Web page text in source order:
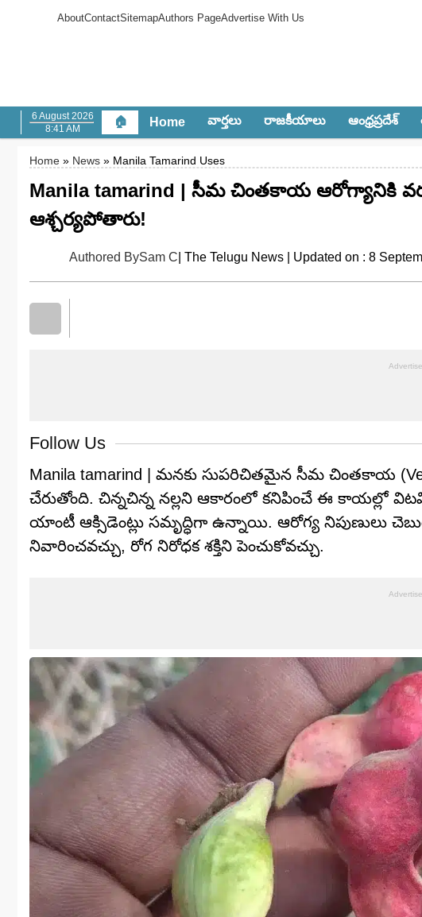
AboutContactSitemapAuthors PageAdvertise With Us
6 August 2026
8:41 AM
🏠 Home వార్త‌లు రాజ‌కీయాలు ఆంధ్ర‌ప్ర‌దేశ్‌
Home » News » Manila Tamarind Uses
Manila tamarind | సీమ చింతకాయ ఆరోగ్యానికి
ఆశ్చర్యపోతారు!
Authored BySam C | The Telugu News | Updated on : 8
Follow Us
Manila tamarind | మనకు సుపరిచితమైన సీమ చింతకాయ
చేరుతోంది. చిన్నచిన్న నల్లని ఆకారంలో కనిపించే ఈ కాయల్లో
యాంటీ ఆక్సిడెంట్లు సమృద్ధిగా ఉన్నాయి. ఆరోగ్య నిపుణులు
నివారించవచ్చు, రోగ నిరోధక శక్తిని పెంచుకోవచ్చు.